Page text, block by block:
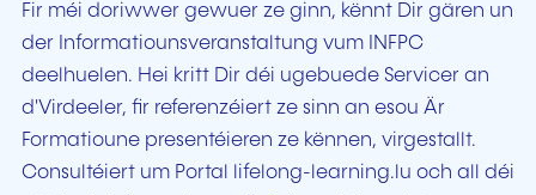
Fir méi doriwwer gewuer ze ginn, kënnt Dir gären un
der Informatiounsveranstaltung vum INFPC
deelhuelen. Hei kritt Dir déi ugebuede Servicer an
d'Virdeeler, fir referenzéiert ze sinn an esou Är
Formatioune presentéieren ze kënnen, virgestallt.
Consultéiert um Portal lifelong-learning.lu och all déi